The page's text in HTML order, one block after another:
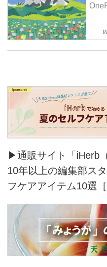
▶通販サイト「iHerb
10年以上の編集部ス
フケアアイテム10選［